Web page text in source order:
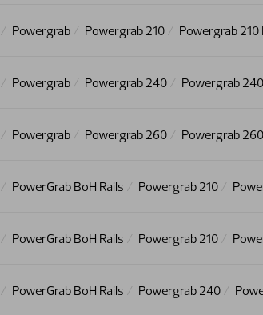
Powergrab Powergrab 210 Powergrab 210
Powergrab Powergrab 240 Powergrab
Powergrab Powergrab 260 Powergrab
PowerGrab BoH Rails Powergrab 210
PowerGrab BoH Rails Powergrab 210
PowerGrab BoH Rails Powergrab 240